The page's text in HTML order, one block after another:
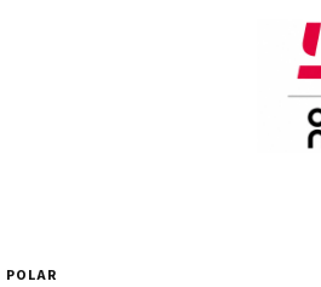
POLAR